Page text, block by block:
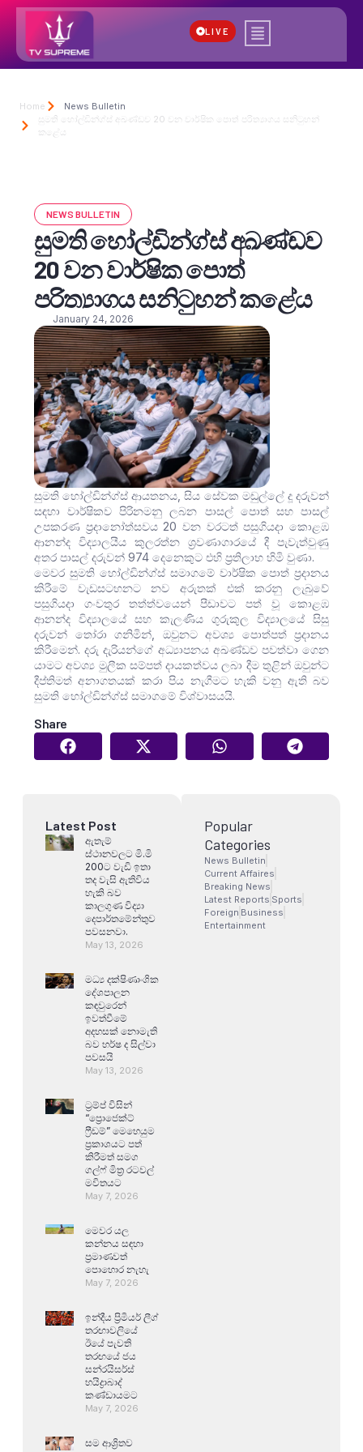
LIVE
Home
News Bulletin
සුමති හෝල්ඩින්ග්ස් අඛණ්ඩව 20 වන වාර්ෂික පොත් පරිත්‍යාගය සනිටුහන්
කළේය
NEWS BULLETIN
සුමති හෝල්ඩින්ග්ස් අඛණ්ඩව
20 වන වාර්ෂික පොත්
පරිත්‍යාගය සනිටුහන් කළේය
January 24, 2026
සුමති හෝල්ඩින්ග්ස් ආයතනය, සිය සේවක මඩුල්ලේ දූ දරුවන්
සඳහා වාර්ෂිකව පිරිනමනු ලබන පාසල් පොත් සහ පාසල්
උපකරණ ප්‍රදානෝත්සවය 20 වන වරටත් පසුගියදා කොළඹ
ආනන්ද විද්‍යාලයීය කුලරත්න ශ්‍රවණාගාරයේ දී පැවැත්වුණු
අතර පාසල් දරුවන් 974 දෙනෙකුට එහි ප්‍රතිලාභ හිමි වුණා.
මෙවර සුමති හෝල්ඩින්ග්ස් සමාගමේ වාර්ෂික පොත් ප්‍රදානය
කිරීමේ වැඩසටහනට නව අරුතක් එක් කරනු ලැබුවේ
පසුගියදා ගංවතුර තත්ත්වයෙන් පීඩාවට පත් වූ කොළඹ
ආනන්ද විද්‍යාලයේ සහ කැලණිය ගුරුකුල විද්‍යාලයේ සිසු
දරුවන් තෝරා ගනිමින්, ඔවුනට අවශ්‍ය පොත්පත් ප්‍රදානය
කිරීමෙන්. දරු දැරියන්ගේ අධ්‍යාපනය අඛණ්ඩව පවත්වා ගෙන
යාමට අවශ්‍ය මුලීක සම්පත් දායකත්වය ලබා දීම තුළින් ඔවුන්ට
දීප්තිමත් අනාගතයක් කරා පිය නැගීමට හැකි වනු ඇති බව
සුමති හෝල්ඩින්ග්ස් සමාගමේ විශ්වාසයයි.
Share
Latest Post
ඇතැම්
ස්ථානවලට මි.මි
200ට වැඩි ඉතා
තද වැසි ඇතිවිය
හැකි බව
කාලගුණ විද්‍යා
දෙපාර්තමේන්තුව
පවසනවා.
May 13, 2026
මධ්‍ය දක්ෂිණාංශික
දේශපාලන
කඳවුරෙන්
ඉවත්වීමේ
අදහසක් නොමැති
බව හර්ෂ ද සිල්වා
පවසයි
May 13, 2026
ට්‍රම්ප් විසින්
“ප්‍රොජෙක්ට්
ෆ්‍රීඩම්” මෙහෙයුම
ප්‍රකාශයට පත්
කිරීමත් සමග
ගල්ෆ් මිත්‍ර රටවල්
මවිතයට
May 7, 2026
මෙවර යල
කන්නය සඳහා
ප්‍රමාණවත්
පොහොර නැහැ
May 7, 2026
ඉන්දීය ප්‍රිමියර් ලීග්
තරඟාවලියේ
ඊයේ පැවති
තරඟයේ ජය
සන්රයිසර්ස්
හයිද්‍රාබාද්
කණ්ඩායමට
May 7, 2026
සම ආශ්‍රිතව
Popular
Categories
News Bulletin
Current Affaires
Breaking News
Latest Reports Sports
Foreign Business
Entertainment